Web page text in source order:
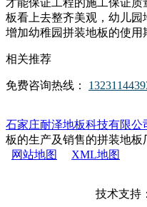
板看上去整齐美观，幼儿园
增加幼稚园拼装地板的使用
相关推荐
免费咨询热线：
石家庄耐泽地板科技有限公
板的生产及销售的拼装地
网站地图
XML地图
技术支持：